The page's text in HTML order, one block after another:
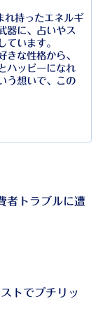
持ったエネルギ
器に、占いやス
ています。
きな性格から、
ハッピーになれ
う想いで、この
者トラブルに遭
トでプチリッ